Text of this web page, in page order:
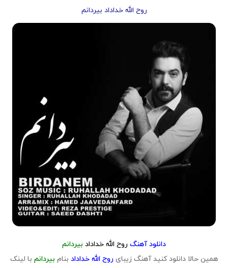
روح الله خداداد بیردانم
دانلود آهنگ روح الله خداداد بیردانم
همین حالا دانلود کنید آهنگ زیبای روح الله خداداد بنام بیردانم با لینک